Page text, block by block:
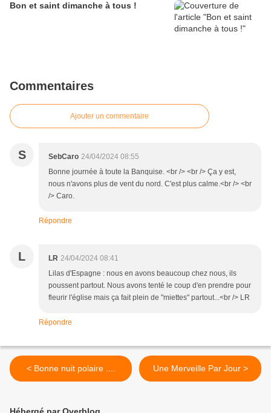
Bon et saint dimanche à tous !
Commentaires
Ajouter un commentaire
S SebCaro 24/04/2024 08:55
Bonne journée à toute la Banquise. <br /> <br /> Ça y est,
nous n'avons plus de vent du nord. C'est plus calme.<br /> <br
/> Caro.
Répondre
L LR 24/04/2024 08:41
Lilas d'Espagne : nous en avons beaucoup chez nous, ils
poussent partout. Nous avons tenté le coup d'en prendre pour
fleurir l'église mais ça fait plein de "miettes" partout...<br /> LR
Répondre
< Bonne nuit polaire .... Une Merveille Par Jour >